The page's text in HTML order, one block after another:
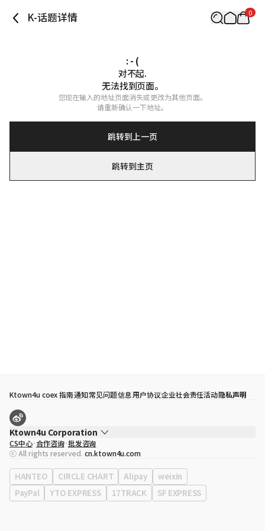
K-话题详情 0
: - (
对不起.
无法找到页面。
您现在输入的地址页面消失或更改为其他页面。
请重新确认一下地址。
跳转到上一页
跳转到主页
Ktown4u coex 指南通知常见问题信息用户协议企业社会责任活动隐私声明
Ktown4u Corporation
代表
宋効珉
营业执照 120-87-71116
公司地址 首尔特别市 江南区 岭东大路 513号 3楼 （三成洞， coex)
CS中心 合作咨询 批发咨询
ⓒ All rights reserved. cn.ktown4u.com
HANTEO CIRCLE CHART Alipay
weixin
PayPal
YTO EXPRESS 17TRACK SF EXPRESS